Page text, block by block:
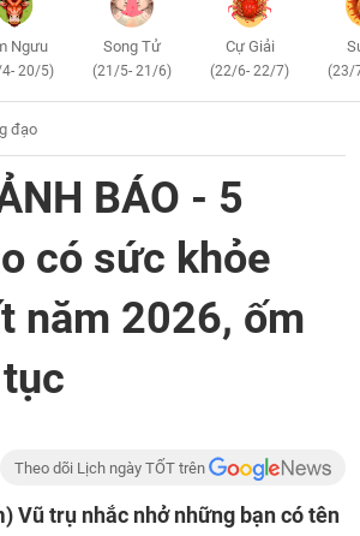
Ngưu
20/5)
Song Tử
(21/5- 21/6)
Cự Giải
(22/6- 22/7) (23/
đạo
BÁO - 5
có sức khỏe
năm 2026, ốm
Theo dõi Lịch ngày TỐT trên
Vũ trụ nhắc nhở những bạn có tên